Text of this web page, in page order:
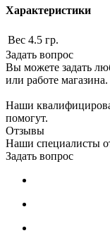
Характеристики
Вес 4.5 гр.
Задать вопрос
Вы можете задать
или работе магазина.
Наши
помогут.
Отзывы
Наши специалисты
Задать вопрос